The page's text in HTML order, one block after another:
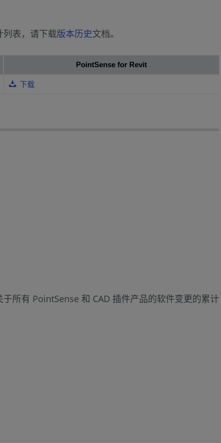
列表，请下载版本历史文档。
PointSense for Revit
下载
于所有 PointSense 和 CAD 插件产品的软件变更的累计